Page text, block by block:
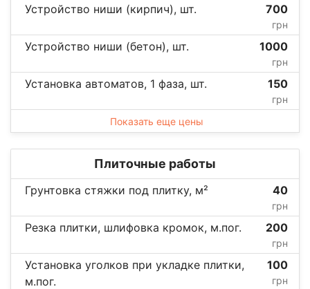
Устройство ниши (кирпич), шт. 700
грн
Устройство ниши (бетон), шт. 1000
грн
Установка автоматов, 1 фаза, шт. 150
грн
Показать еще цены
Плиточные работы
Грунтовка стяжки под плитку, м² 40
грн
Резка плитки, шлифовка кромок, м.пог. 200
грн
Установка уголков при укладке плитки,
м.пог.
100
грн